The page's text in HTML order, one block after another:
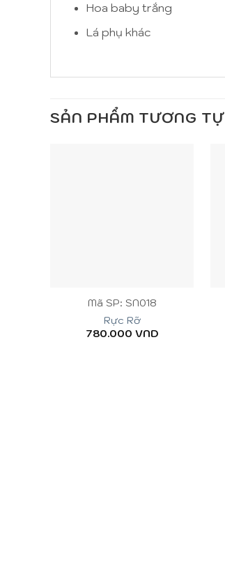
Hoa baby trắng
Lá phụ khác
SẢN PHẨM TƯƠNG TỰ
Mã SP: SN018
Rực Rỡ
780.000 VND